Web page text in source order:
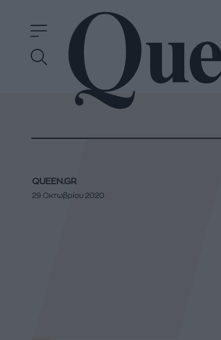
QUEEN.GR
29 Οκτωβρίου 2020